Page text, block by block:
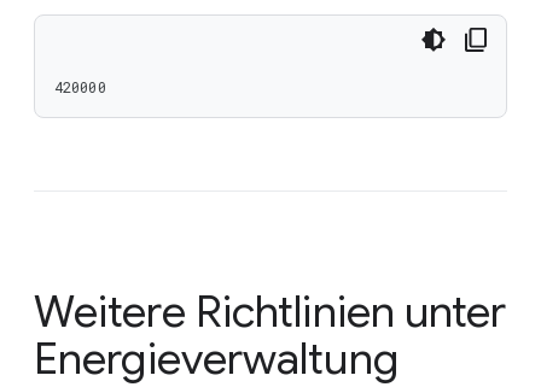
420000
Weitere Richtlinien unter
Energieverwaltung